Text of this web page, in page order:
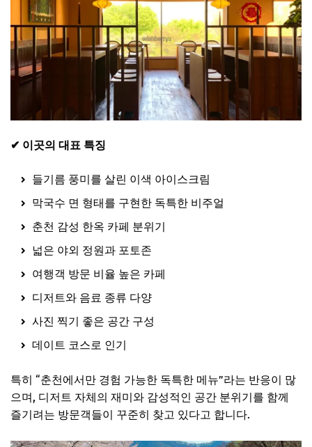
✔ 이곳의 대표 특징
들기름 풍미를 살린 이색 아이스크림
막국수 면 형태를 구현한 독특한 비주얼
춘천 감성 한옥 카페 분위기
넓은 야외 정원과 포토존
여행객 방문 비율 높은 카페
디저트와 음료 종류 다양
사진 찍기 좋은 공간 구성
데이트 코스로 인기
특히 “춘천에서만 경험 가능한 독특한 메뉴”라는 반응이 많
으며, 디저트 자체의 재미와 감성적인 공간 분위기를 함께
즐기려는 방문객들이 꾸준히 찾고 있다고 합니다.